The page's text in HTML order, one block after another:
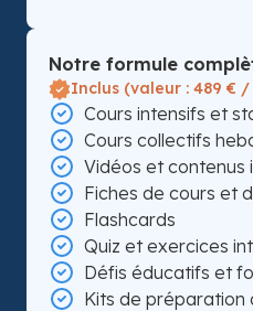
Notre formule
Inclus (valeur : 489 €
Cours intensifs et
Cours collectifs
Vidéos et contenus
Fiches de cours et
Flashcards
Quiz et exercices
Défis éducatifs et
Kits de préparation